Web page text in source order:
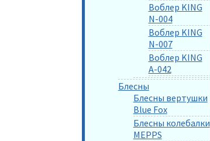
Воблер KING
N-004
Воблер KING
N-007
Воблер KING
A-042
Блесны
Блесны вертушки
Blue Fox
Блесны колебалки
MEPPS